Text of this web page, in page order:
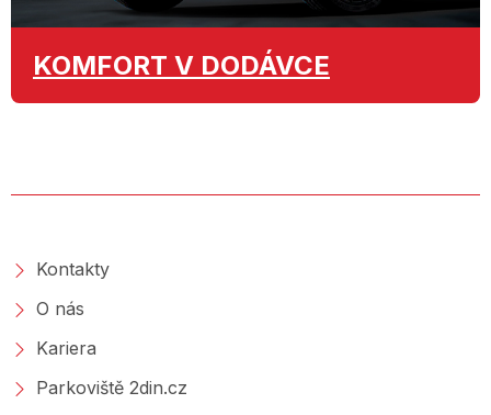
KOMFORT V DODÁVCE
Kontakty
O nás
Kariera
Parkoviště 2din.cz